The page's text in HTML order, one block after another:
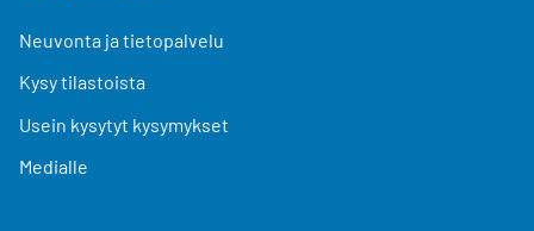
Neuvonta ja tietopalvelu
Kysy tilastoista
Usein kysytyt kysymykset
Medialle